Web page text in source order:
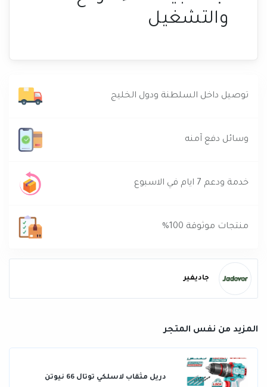
والتشغيل
توصيل داخل السلطنة ودول الخليج
وسائل دفع آمنه
خدمة ودعم 7 ايام في الاسبوع
منتجات موثوقة 100%
جاديفير
المزيد من نفس المتجر
دريل مثقاب لاسلكي توتال 66 نيوتن